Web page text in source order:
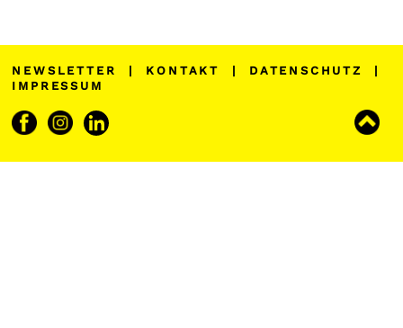
NEWSLETTER | KONTAKT | DATENSCHUTZ
|
IMPRESSUM